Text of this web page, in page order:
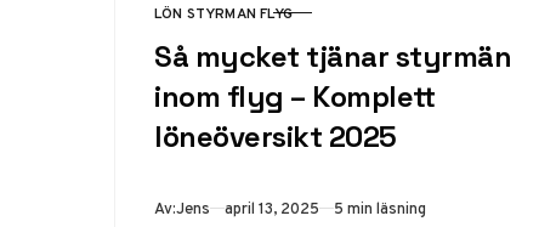
KATEGORI
LÖN STYRMAN FLYG
Så mycket tjänar styrmän
inom flyg – Komplett
löneöversikt 2025
Av:Jens Publicerad
april 13, 2025 5 min läsning